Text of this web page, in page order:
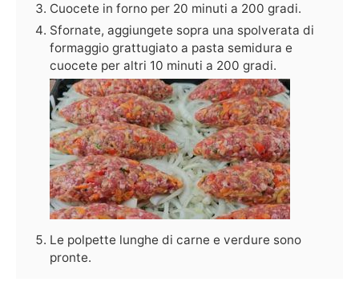
Cuocete in forno per 20 minuti a 200 gradi.
Sfornate, aggiungete sopra una spolverata di
formaggio grattugiato a pasta semidura e
cuocete per altri 10 minuti a 200 gradi.
Le polpette lunghe di carne e verdure sono
pronte.